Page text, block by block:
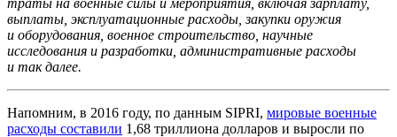
выплаты, эксплуатационные расходы, закупки оружия
и оборудования, военное строительство, научные
исследования и разработки, административные расходы
и так далее.
Напомним, в 2016 году, по данным SIPRI, мировые военные
расходы составили 1,68 триллиона долларов и выросли по